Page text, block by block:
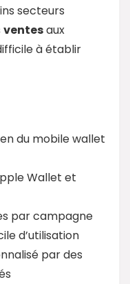
secteurs
ventesaux
à établir
du mobile wallet
Wallet et
par campagne
d’utilisation
par des